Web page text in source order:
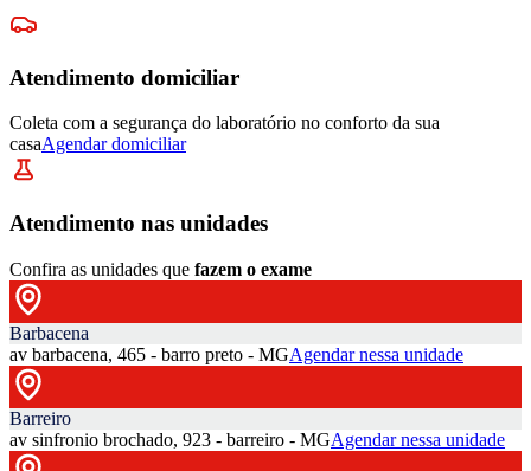
Atendimento domiciliar
Coleta com a segurança do laboratório no conforto da sua
casaAgendar domiciliar
Atendimento nas unidades
Confira as unidades que fazem o exame
Barbacena
av barbacena, 465 - barro preto - MGAgendar nessa unidade
Barreiro
av sinfronio brochado, 923 - barreiro - MGAgendar nessa unidade